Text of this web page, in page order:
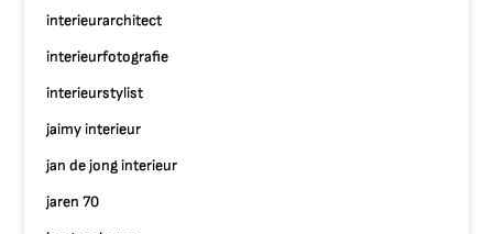
interieurarchitect
interieurfotografie
interieurstylist
jaimy interieur
jan de jong interieur
jaren 70